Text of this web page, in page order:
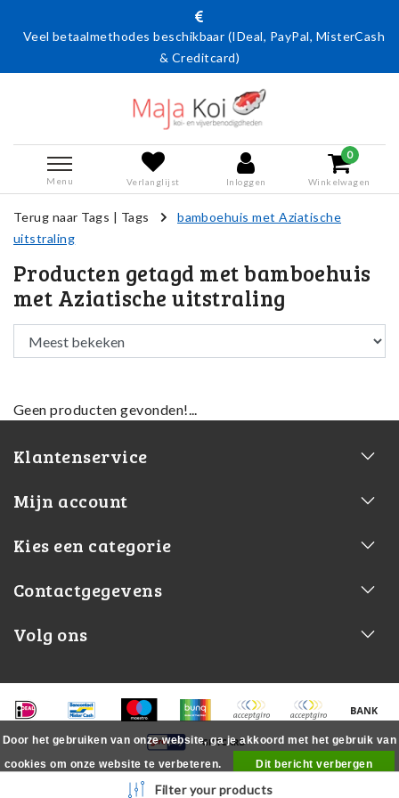
Veel betaalmethodes beschikbaar (IDeal, PayPal, MisterCash
& Creditcard)
Menu Verlanglijst Inloggen
0
Winkelwagen
Terug naar Tags | Tags
bamboehuis met Aziatische
uitstraling
Producten getagd met bamboehuis
met Aziatische uitstraling
Geen producten gevonden!...
Klantenservice
Mijn account
Kies een categorie
Contactgegevens
Volg ons
Filter your products
Door het gebruiken van onze website, ga je akkoord met het gebruik van
cookies om onze website te verbeteren.
Dit bericht verbergen
Meer over cookies »